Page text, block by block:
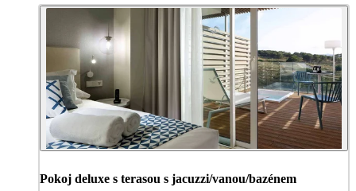
Pokoj deluxe s terasou s jacuzzi/vanou/bazénem